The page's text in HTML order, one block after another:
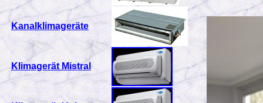
Kanalklimageräte
Klimagerät Mistral